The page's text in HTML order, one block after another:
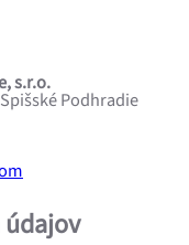
s.r.o.
Podhradie